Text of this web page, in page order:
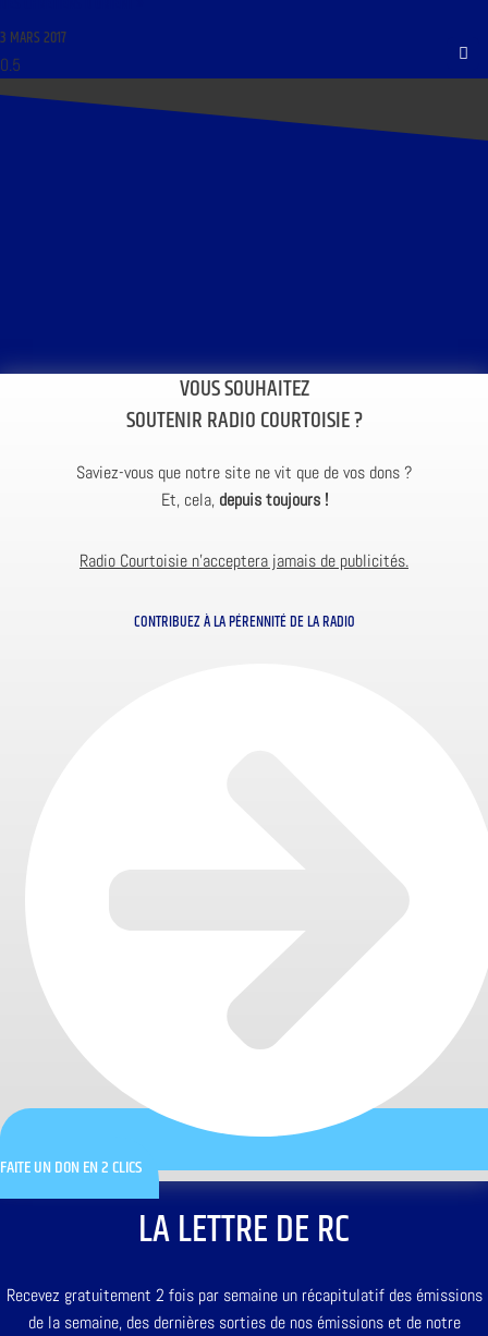
3 MARS 2017
VOUS SOUHAITEZ
SOUTENIR RADIO COURTOISIE ?
Saviez-vous que notre site ne vit que de vos dons ?
Et, cela, depuis toujours !
Radio Courtoisie n’acceptera jamais de publicités.
CONTRIBUEZ À LA PÉRENNITÉ DE LA RADIO
FAITE UN DON EN 2 CLICS
LA LETTRE DE RC
Recevez gratuitement 2 fois par semaine un récapitulatif des émissions
de la semaine, des dernières sorties de nos émissions et de notre